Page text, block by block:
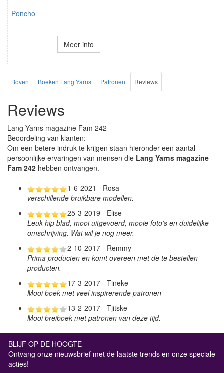
Poncho
Meer info
Boven Boeken Lang Yarns Patronen Reviews
Reviews
Lang Yarns magazine Fam 242
Beoordeling van klanten:
Om een betere indruk te krijgen staan hieronder een aantal
persoonlijke ervaringen van mensen die Lang Yarns magazine
Fam 242 hebben ontvangen.
1-6-2021 - Rosa
verschillende bruikbare modellen.
25-3-2019 - Elise
Leuk hip blad, mooi uitgevoerd, mooie foto's en duidelijke
omschrijving. Wat wil je nog meer.
2-10-2017 - Remmy
Prima producten en komt overeen met de te bestellen
producten.
17-3-2017 - Tineke
Mooi boek met veel inspirerende patronen
13-2-2017 - Tjitske
Mooi breiboek met patronen van deze tijd.
BLIJF OP DE HOOGTE
Ontvang onze nieuwsbrief met de laatste trends en onze speciale
acties!